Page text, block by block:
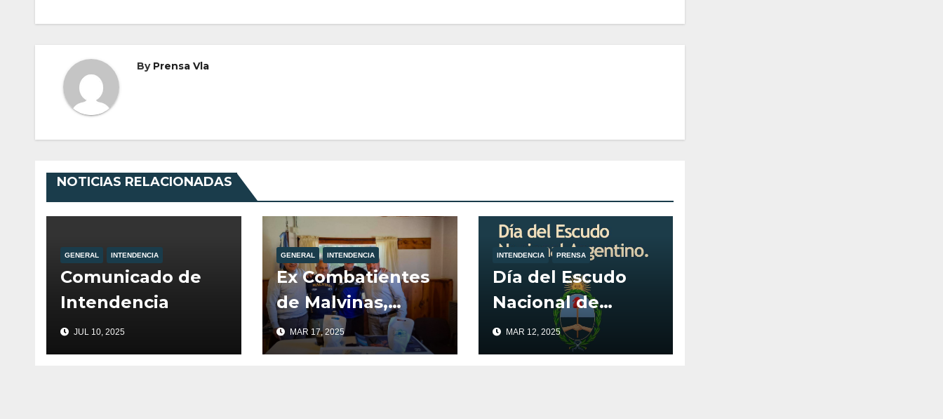
By Prensa Vla
NOTICIAS RELACIONADAS
GENERAL INTENDENCIA
Comunicado de
Intendencia
JUL 10, 2025
GENERAL INTENDENCIA
Ex Combatientes
de Malvinas,
fueron recibidos
por el Intendente
MAR 17, 2025
INTENDENCIA PRENSA
Día del Escudo
Nacional de
Argentina
MAR 12, 2025